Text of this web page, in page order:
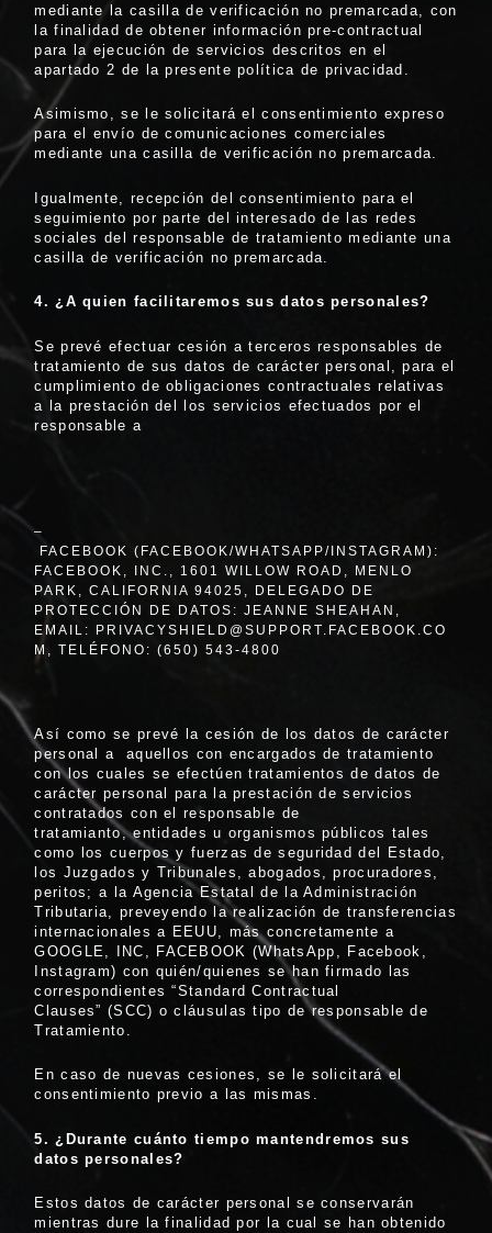
mediante la casilla de verificación no premarcada, con
la finalidad de obtener información pre-contractual
para la ejecución de servicios descritos en el
apartado 2 de la presente política de privacidad.
Asimismo, se le solicitará el consentimiento expreso
para el envío de comunicaciones comerciales
mediante una casilla de verificación no premarcada.
Igualmente, recepción del consentimiento para el
seguimiento por parte del interesado de las redes
sociales del responsable de tratamiento mediante una
casilla de verificación no premarcada.
4.¿A quien facilitaremos sus datos personales?
Se prevé efectuar cesión a terceros responsables de
tratamiento de sus datos de carácter personal, para el
cumplimiento de obligaciones contractuales relativas
a la prestación del los servicios efectuados por el
responsable a
–
FACEBOOK (FACEBOOK/WHATSAPP/INSTAGRAM):
FACEBOOK, INC., 1601 WILLOW ROAD, MENLO
PARK, CALIFORNIA 94025, DELEGADO DE
PROTECCIÓN DE DATOS: JEANNE SHEAHAN,
EMAIL: PRIVACYSHIELD@SUPPORT.FACEBOOK.CO
M
, TELÉFONO:(650) 543-4800
Así como se prevé la cesión de los datos de carácter
personal a aquellos con encargados de tratamiento
con los cuales se efectúen tratamientos de datos de
carácter personal para la prestación de servicios
contratados con el responsable de
tratamianto, entidades u organismos públicos tales
como los cuerpos y fuerzas de seguridad del Estado,
los Juzgados y Tribunales, abogados, procuradores,
peritos; a la Agencia Estatal de la Administración
Tributaria, preveyendo la realización de transferencias
internacionales a EEUU, más concretamente a
GOOGLE, INC, FACEBOOK (WhatsApp, Facebook,
Instagram) con quién/quienes se han firmado las
correspondientes “Standard Contractual
Clauses” (SCC) o cláusulas tipo de responsable de
Tratamiento.
En caso de nuevas cesiones, se le solicitará el
consentimiento previo a las mismas.
5. ¿Durante cuánto tiempo mantendremos sus
datos personales?
Estos datos de carácter personal se conservarán
mientras dure la finalidad por la cual se han obtenido